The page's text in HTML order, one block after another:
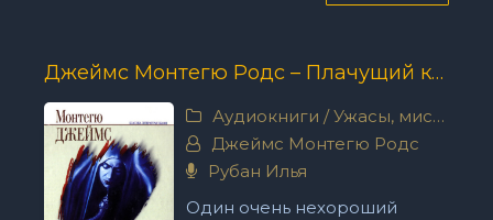
Джеймс Монтегю Родс – Плачущий колодец
Аудиокниги /Ужасы, мистика
Джеймс Монтегю Родс
Рубан Илья
Один очень нехороший